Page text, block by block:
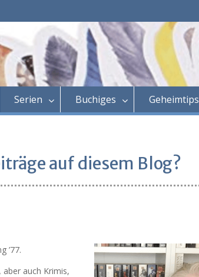
Serien Buchiges Geheimtips
auf diesem Blog?
’77.
auch Krimis,